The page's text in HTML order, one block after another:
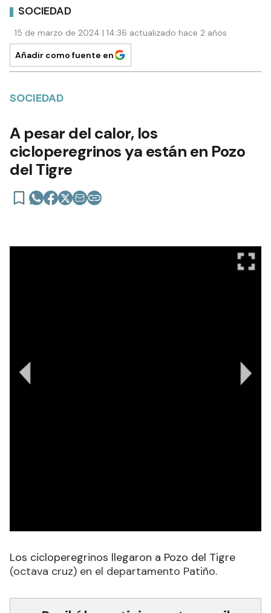
SOCIEDAD
15 de marzo de 2024 | 14:36 actualizado hace 2 años
Añadir como fuente en
SOCIEDAD
A pesar del calor, los
cicloperegrinos ya están en Pozo
del Tigre
Los cicloperegrinos llegaron a Pozo del Tigre
(octava cruz) en el departamento Patiño.